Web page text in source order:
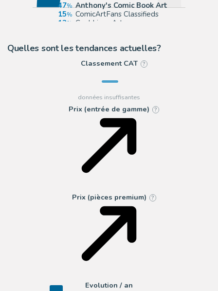
47
Anthony's Comic Book Art
15
ComicArtFans Classifieds
13
Cool Lines Art
Quelles sont les tendances actuelles?
Classement CAT ?
Prix (entrée de gamme) ?
Prix (pièces premium) ?
Evolution / an